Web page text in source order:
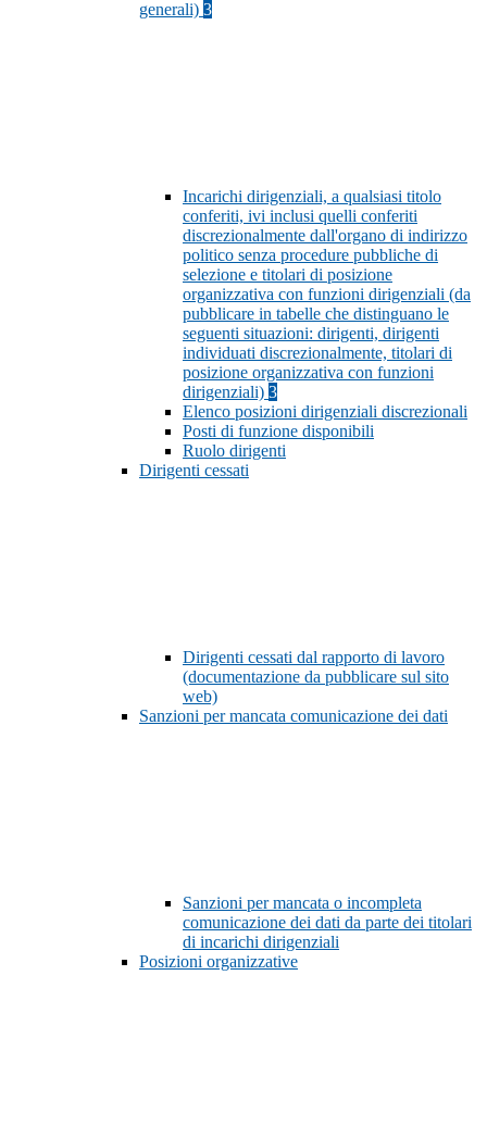
generali) 3
Incarichi dirigenziali, a qualsiasi titolo
conferiti, ivi inclusi quelli conferiti
discrezionalmente dall'organo di indirizzo
politico senza procedure pubbliche di
selezione e titolari di posizione
organizzativa con funzioni dirigenziali (da
pubblicare in tabelle che distinguano le
seguenti situazioni: dirigenti, dirigenti
individuati discrezionalmente, titolari di
posizione organizzativa con funzioni
dirigenziali) 3
Elenco posizioni dirigenziali discrezionali
Posti di funzione disponibili
Ruolo dirigenti
Dirigenti cessati
Dirigenti cessati dal rapporto di lavoro
(documentazione da pubblicare sul sito
web)
Sanzioni per mancata comunicazione dei dati
Sanzioni per mancata o incompleta
comunicazione dei dati da parte dei titolari
di incarichi dirigenziali
Posizioni organizzative